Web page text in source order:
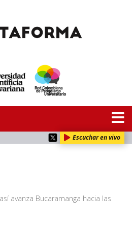
Escuchar en vivo
avanza Bucaramanga hacia las